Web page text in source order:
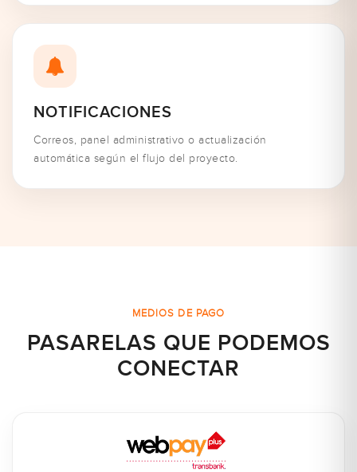
NOTIFICACIONES
Correos, panel administrativo o actualización
automática según el flujo del proyecto.
MEDIOS DE PAGO
PASARELAS QUE PODEMOS
CONECTAR